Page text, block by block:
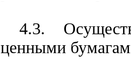
4.3.
ценными